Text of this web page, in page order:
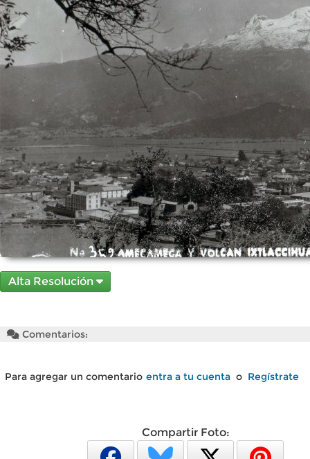
Alta Resolución
Comentarios:
Para agregar un comentario entra a tu cuenta o Regístrate
Compartir Foto: